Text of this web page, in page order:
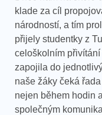
klade za cíl
národností, a tím
přijely studentky z
celoškolním
zapojila do
naše žáky čeká
nejen během hodin
společným